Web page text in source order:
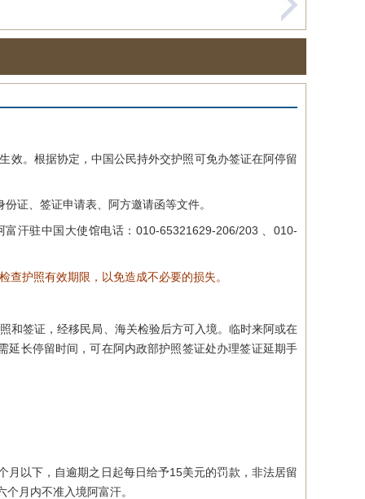
。根据协定，中国公民持外交护照可免办签证在阿停留
、签证申请表、阿方邀请函等文件。
汗驻中国大使馆电话：010-65321629-206/203 、010-
护照有效期限，以免造成不必要的损失。
签证，经移民局、海关检验后方可入境。临时来阿或在
延长停留时间，可在阿内政部护照签证处办理签证延期手
以下，自逾期之日起每日给予15美元的罚款，非法居留
月内不准入境阿富汗。